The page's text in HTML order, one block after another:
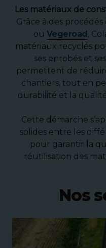
Les matériaux de
Grâce à des
ou Vegeroad,
matériaux recyclés
ses enrobés et
permettent de
chantiers, tout en
durabilité et la
Cette démarche
solides entre les
pour garantir la
réutilisation des
Nos